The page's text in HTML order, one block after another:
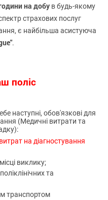
на добу в будь-якому
страхових послуг
є найбільша асистуюча
.
поліс
наступні, обов'язкові для
(Медичні витрати та
на діагностування
виклику;
та
транспортом